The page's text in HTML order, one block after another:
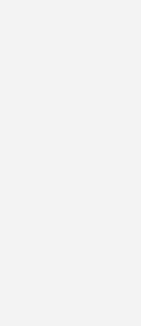
werden die Anlagen
Wärme aus den
Brennstoffen zu
Abwasser, das
und diese als Teil des
zentrale Fernwärmenetz
„Die Elektrifizierung von
Schritt bei der
des Pariser
Johnson Controls für
geht, ungenutzte,
und den Weg
Energiesystem zu